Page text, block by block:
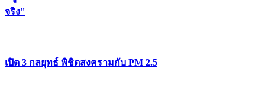
จริง"
เปิด 3 กลยุทธ์ พิชิตสงครามกับ PM 2.5